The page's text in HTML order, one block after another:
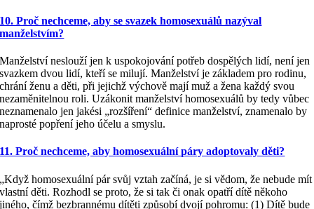
10. Proč nechceme, aby se svazek homosexuálů nazýval
manželstvím?
Manželství neslouží jen k uspokojování potřeb dospělých lidí, není jen
svazkem dvou lidí, kteří se milují. Manželství je základem pro rodinu,
chrání ženu a děti, při jejichž výchově mají muž a žena každý svou
nezaměnitelnou roli. Uzákonit manželství homosexuálů by tedy vůbec
neznamenalo jen jakési „rozšíření“ definice manželství, znamenalo by
naprosté popření jeho účelu a smyslu.
11. Proč nechceme, aby homosexuální páry adoptovaly děti?
„Když homosexuální pár svůj vztah začíná, je si vědom, že nebude mít
vlastní děti. Rozhodl se proto, že si tak či onak opatří dítě někoho
jiného, čímž bezbrannému dítěti způsobí dvojí pohromu: (1) Dítě bude